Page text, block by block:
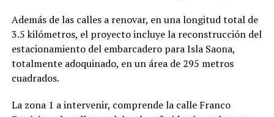
Además de las calles a renovar, en una longitud total de
3.5 kilómetros, el proyecto incluye la reconstrucción del
estacionamiento del embarcadero para Isla Saona,
totalmente adoquinado, en un área de 295 metros
cuadrados.
La zona 1 a intervenir, comprende la calle Franco